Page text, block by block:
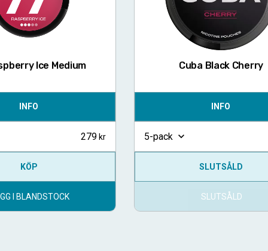
Ice Medium
INFO
279
KÖP
I BLANDSTOCK
Cuba Black Cherry
INFO
5-pack
SLUTSÅLD
SLUTSÅLD